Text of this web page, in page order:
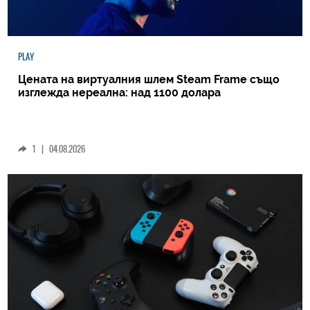
PLAY
Цената на виртуалния шлем Steam Frame също
изглежда нереална: над 1100 долара
1 | 04.08.2026